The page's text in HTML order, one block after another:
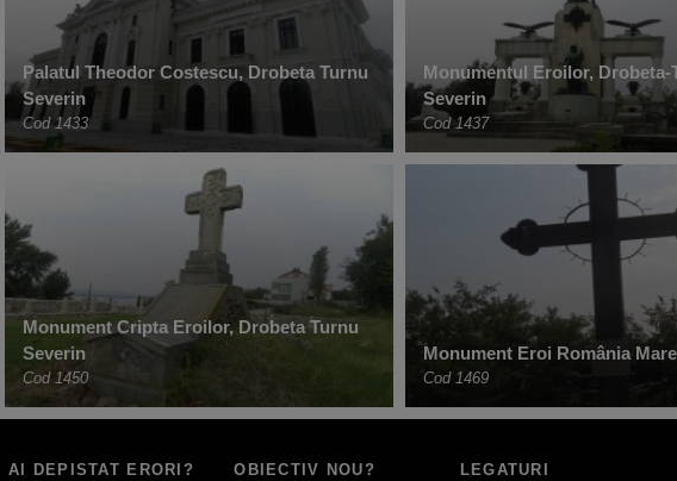
Palatul Theodor Costescu, Drobeta Turnu
Severin
Cod 1433
Monumentul Eroilor, Drobeta-
Severin
Cod 1437
Monument Cripta Eroilor, Drobeta Turnu
Severin
Cod 1450
Monument Eroi România Mare
Cod 1469
AI DEPISTAT ERORI? OBIECTIV NOU? LEGATURI